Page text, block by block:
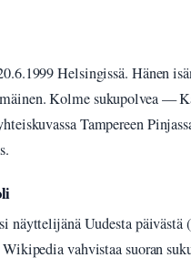
Helsingissä. Hänen
Kolme sukupolvea —
Tampereen
näyttelijänä Uudesta päivästä
Wikipedia vahvistaa suoran